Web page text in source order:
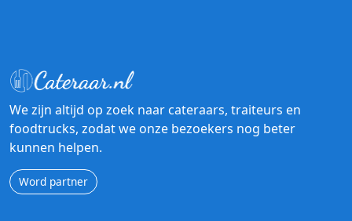
We zijn altijd op zoek naar cateraars, traiteurs en
foodtrucks, zodat we onze bezoekers nog beter
kunnen helpen.
Word partner